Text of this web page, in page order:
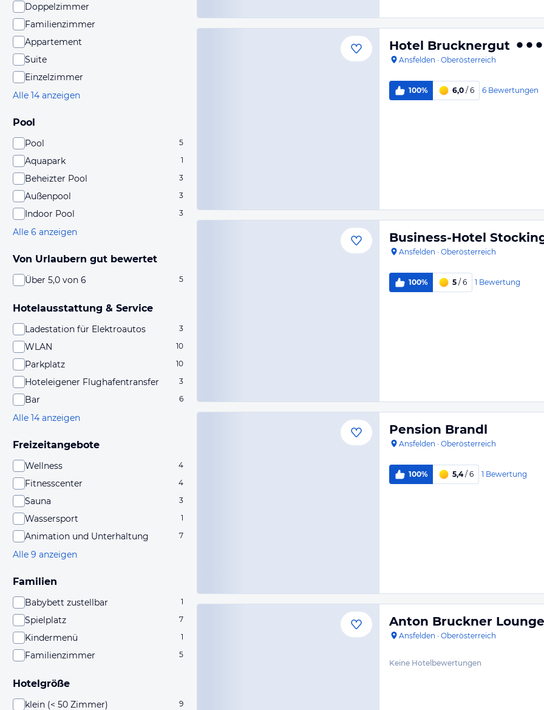
Doppelzimmer
Familienzimmer
Appartement
Suite
Einzelzimmer
Alle 14 anzeigen
Pool
Pool 5
Aquapark 1
Beheizter Pool 3
Außenpool 3
Indoor Pool 3
Alle 6 anzeigen
Von Urlaubern gut bewertet
Über 5,0 von 6 5
Hotelausstattung & Service
Ladestation für Elektroautos 3
WLAN 10
Parkplatz 10
Hoteleigener Flughafentransfer 3
Bar 6
Alle 14 anzeigen
Freizeitangebote
Wellness 4
Fitnesscenter 4
Sauna 3
Wassersport 1
Animation und Unterhaltung 7
Alle 9 anzeigen
Familien
Babybett zustellbar 1
Spielplatz 7
Kindermenü 1
Familienzimmer 5
Hotelgröße
klein (< 50 Zimmer) 9
Hotel Brucknergut
Ansfelden · Oberösterreich
100% 6,0 / 6 6 Bewertungen
Business-Hotel
Ansfelden · Oberösterreich
100% 5 / 6 1 Bewertung
Pension Brandl
Ansfelden · Oberösterreich
100% 5,4/ 6 1 Bewertung
Anton Bruckner
Ansfelden · Oberösterreich
Keine Hotelbewertungen